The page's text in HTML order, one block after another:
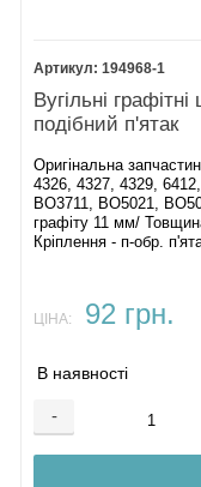
194968-1
Вугільні
подібний п'ятак
Оригінальна
4326, 4327, 4329,
BO3711, BO5021,
графіту 11 мм/
Кріплення - п-обр.
ЦІНА: 92 грн.
В наявності
-